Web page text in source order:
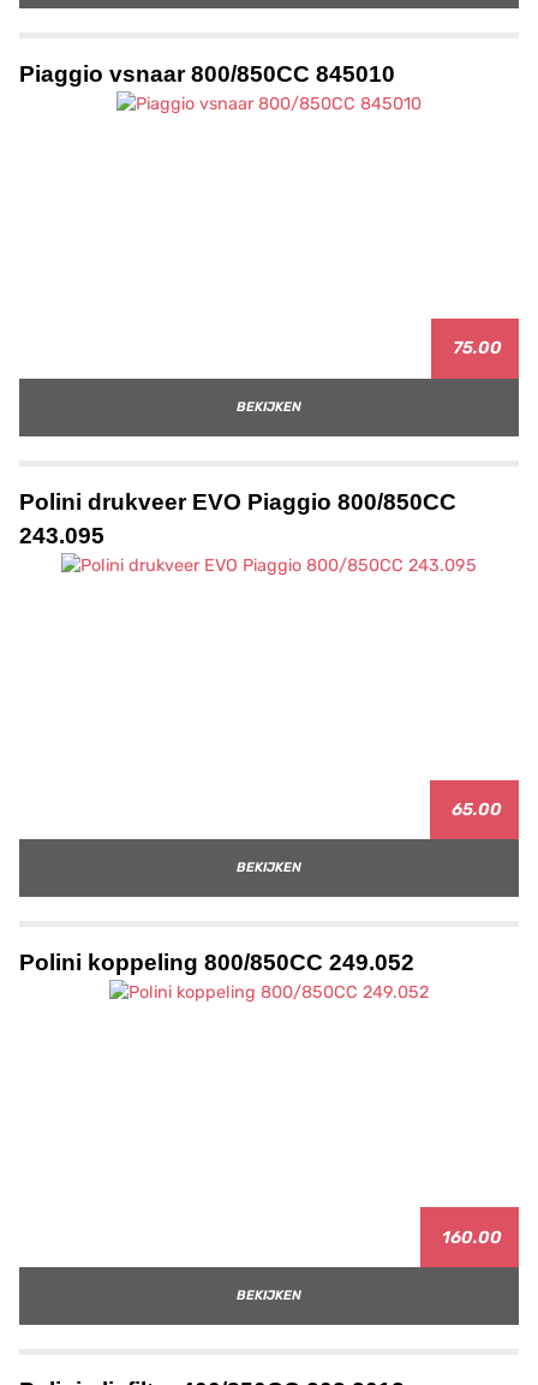
Piaggio vsnaar 800/850CC 845010
75.00
BEKIJKEN
Polini drukveer EVO Piaggio 800/850CC
243.095
65.00
BEKIJKEN
Polini koppeling 800/850CC 249.052
160.00
BEKIJKEN